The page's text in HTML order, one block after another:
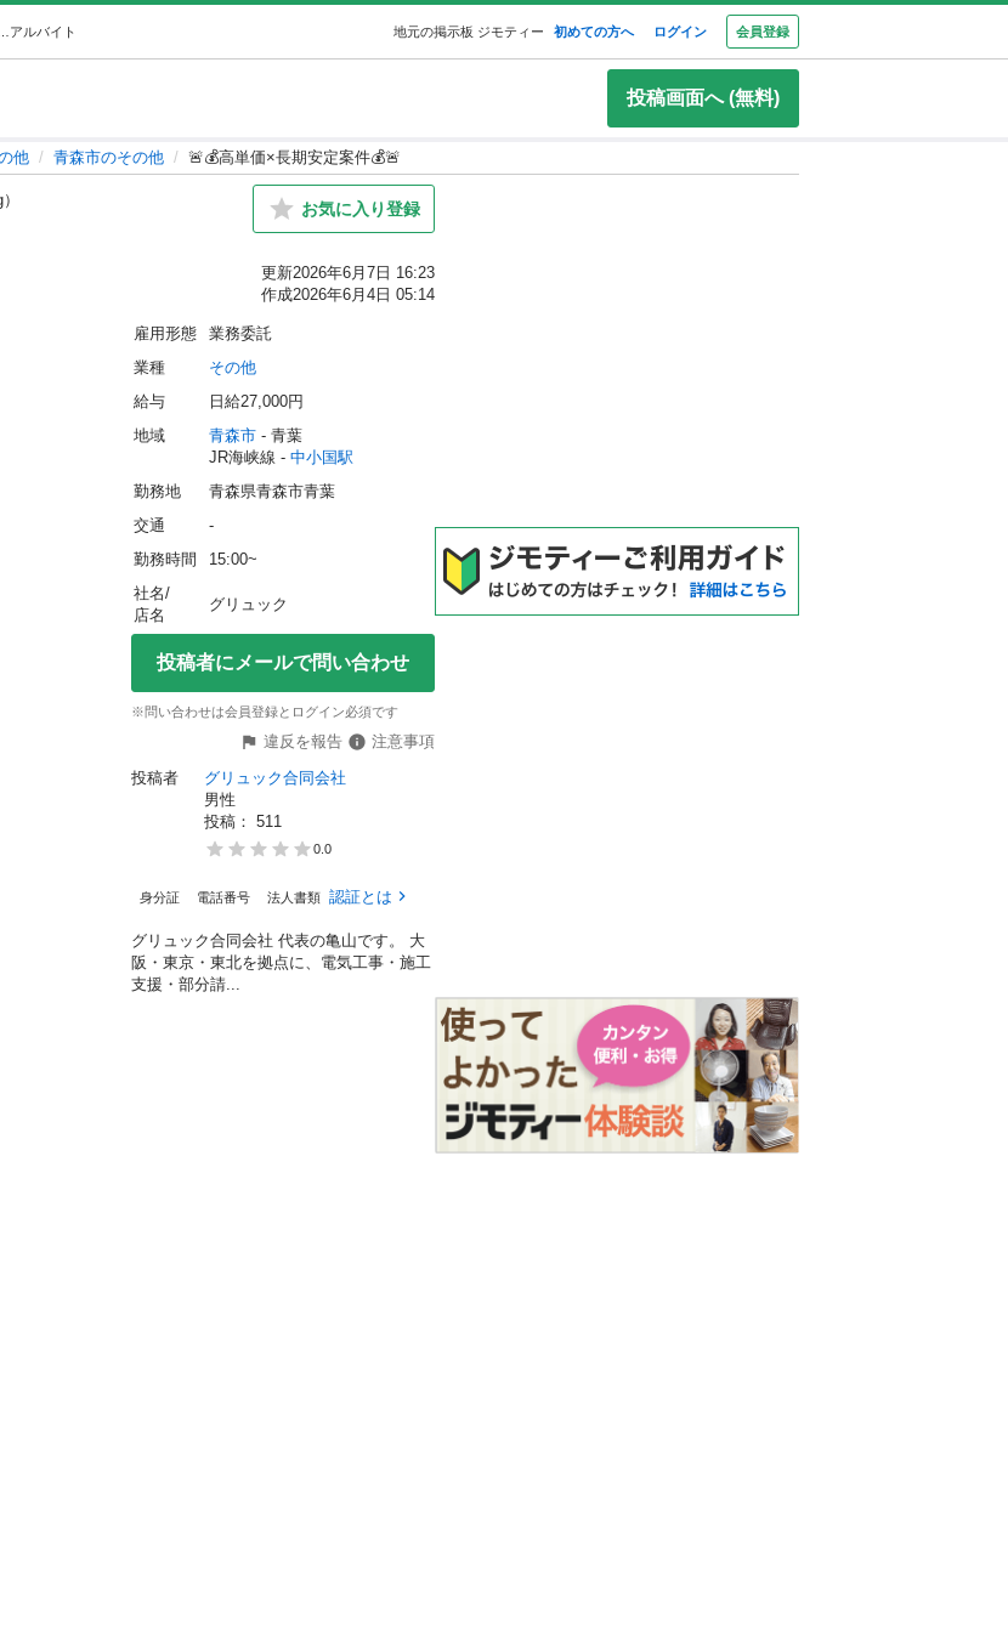
アルバイト 地元の掲示板 ジモティー 初めての方へ ログイン 会員登録
投稿画面へ (無料)
他 青森市のその他 🚨💰高単価×長期安定案件💰🚨
お気に入り登録
更新2026年6月7日 16:23
作成2026年6月4日 05:14
雇用形態
業務委託
業種
その他
給与
日給27,000円
地域
青森市 - 青葉
JR海峡線 - 中小国駅
勤務地
青森県青森市青葉
交通
-
勤務時間
15:00~
社名/
店名
グリュック
投稿者にメールで問い合わせ
※問い合わせは会員登録とログイン必須です
違反を報告
注意事項
投稿者
グリュック合同会社
男性
投稿： 511
0.0
身分証 電話番号 法人書類 認証とは
グリュック合同会社 代表の亀山です。 大
阪・東京・東北を拠点に、電気工事・施工
支援・部分請...